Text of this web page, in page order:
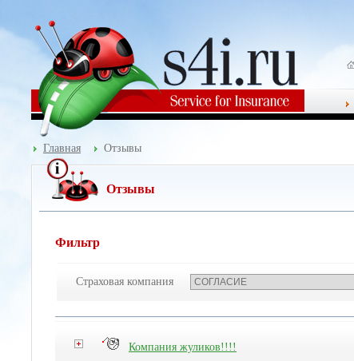
Главная Отзывы
Отзывы
Фильтр
Страховая компания
Компания жуликов!!!!